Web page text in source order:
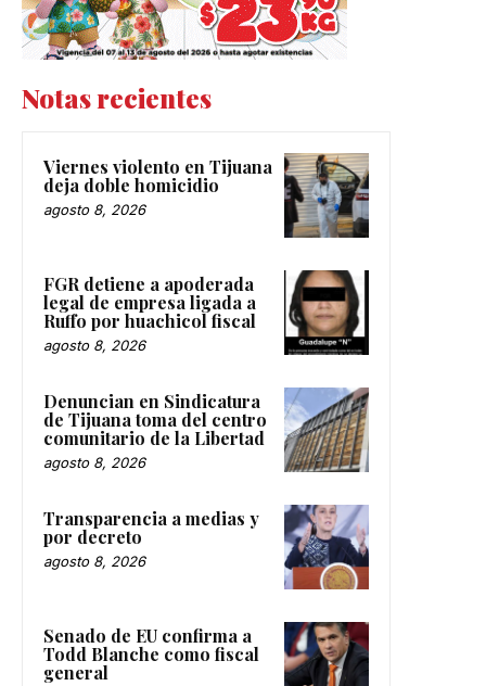
Notas recientes
Viernes violento en Tijuana
deja doble homicidio
agosto 8, 2026
FGR detiene a apoderada
legal de empresa ligada a
Ruffo por huachicol fiscal
agosto 8, 2026
Denuncian en Sindicatura
de Tijuana toma del centro
comunitario de la Libertad
agosto 8, 2026
Transparencia a medias y
por decreto
agosto 8, 2026
Senado de EU confirma a
Todd Blanche como fiscal
general